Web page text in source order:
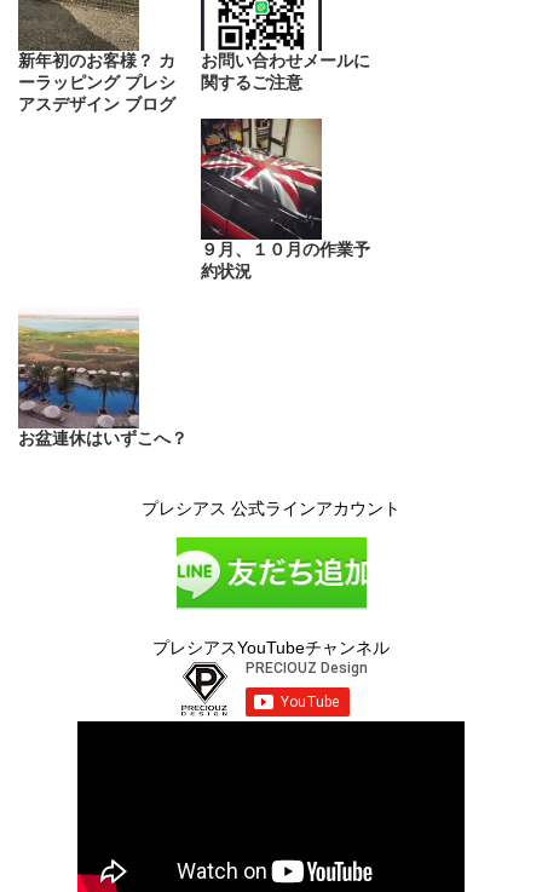
新年初のお客様？ カ
ーラッピング プレシ
アスデザイン ブログ
お問い合わせメールに
関するご注意
９月、１０月の作業予
約状況
お盆連休はいずこへ？
プレシアス 公式ラインアカウント
プレシアスYouTubeチャンネル